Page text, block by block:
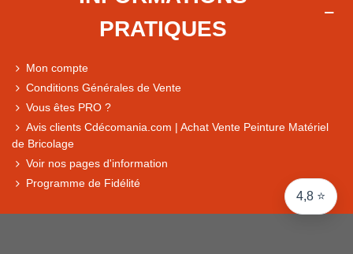
4,8 ⭐
Express, Chez vous, Point relais, Retrait magasin
PRATIQUES
Mon compte
Conditions Générales de Vente
Vous êtes PRO ?
Avis clients Cdécomania.com | Achat Vente Peinture Matériel
de Bricolage
Voir nos pages d'information
Programme de Fidélité